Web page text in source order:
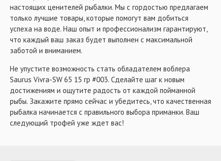
настоящих ценителей рыбалки. Мы с гордостью предлагаем
только лучшие товары, которые помогут вам добиться
успеха на воде. Наш опыт и профессионализм гарантируют,
что каждый ваш заказ будет выполнен с максимальной
заботой и вниманием.
Не упустите возможность стать обладателем воблера
Saurus Vivra-SW 65 15 гр #003. Сделайте шаг к новым
достижениям и ощутите радость от каждой пойманной
рыбы. Закажите прямо сейчас и убедитесь, что качественная
рыбалка начинается с правильного выбора приманки. Ваш
следующий трофей уже ждет вас!